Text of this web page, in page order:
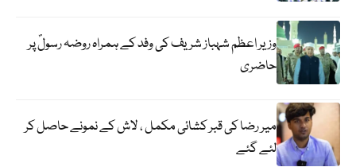
وزیر اعظم شہباز شریف کی وفد کے ہمراہ روضہ رسولؐ پر
حاضری
میر رضا کی قبر کشائی مکمل ، لاش کے نمونے حاصل کر
لئے گئے